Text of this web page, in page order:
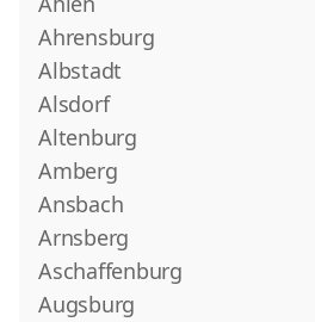
Ahrensburg
Albstadt
Alsdorf
Altenburg
Amberg
Ansbach
Arnsberg
Aschaffenburg
Augsburg